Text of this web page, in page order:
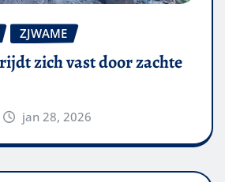
ZJWAME
zich vast door zachte
jan 28, 2026